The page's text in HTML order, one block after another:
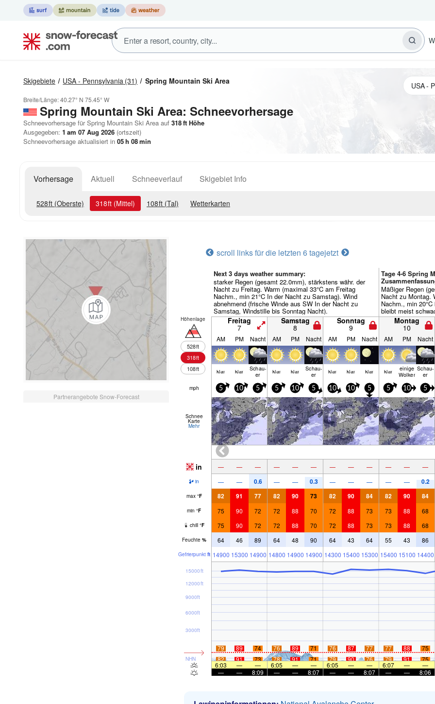
Skigebiete USA - Pennsylvania (31) Spring Mountain Ski Area
Breite/Länge:40.27° N 75.45° W
Spring Mountain Ski Area: Schneevorhersage
Schneevorhersage für Spring Mountain Ski Area auf 318ft Höhe
Ausgegeben: 1 am 07 Aug 2026 (ortszeit)
Schneevorhersage aktualisiert in 05h 08min
Vorhersage Aktuell Schneeverlauf Skigebiet Info
528ft (Oberste) 318ft (Mittel) 108ft (Tal) Wetterkarten
Partnerangebote Snow-Forecast
scroll links für die letzten 6 tagejetzt
Next 3 days weather summary:
starker Regen (gesamt 22.0mm), stärkstens währ. der
Nacht zu Freitag. Warm (maximal 33°C am Freitag
Nachm., min 21°C In der Nacht zu Samstag). Wind
abnehmend (frische Winde aus SW In der Nacht zu
Samstag, Windstille bis Sonntag Nacht).
Tage 4-6 Spring
Mäßiger Regen
Nacht zu Montag.
Nachm., min
bleibt meist
Höhenlage
528ft
318ft
108ft
Freitag
7
Samstag
8
Sonntag
9
Montag
10
AM PM Nacht AM PM Nacht AM PM Nacht AM PM Nacht
klar klar Schau­
er klar klar Schau­
er klar klar klar klar einige
Wolken
Schau­
er
mph 5 10 5 5 10 5 10 10 5 5 10 5
Schnee
Karte
Mehr
in — — — — — — — — — — — —
in — — 0.6 — — 0.3 — — — — — 0.2
max °F 82 91 77 82 90 73 82 90 84 82 90 84
min °F 75 90 72 72 88 70 72 88 73 73 88 68
chill °F 75 90 72 72 88 70 72 88 73 73 88 68
Feuchte % 64 46 89 64 48 90 64 43 64 55 43 86
Gefrier­punkt ft 14900 15300 14900 14800 14900 14900 14300 15400 15300 15400 15100 14400
NHN
3000ft
6000ft
9000ft
12000ft
15000ft
79 89 74 76 89 71 76 87 77 77 88 75
82
91 73 78 91 71 79 90 76 79 91 75
6:03 — — 6:05 — — 6:05 — — 6:07 — —
—
— 8:09 — — 8:07 — — 8:07 — — 8:06